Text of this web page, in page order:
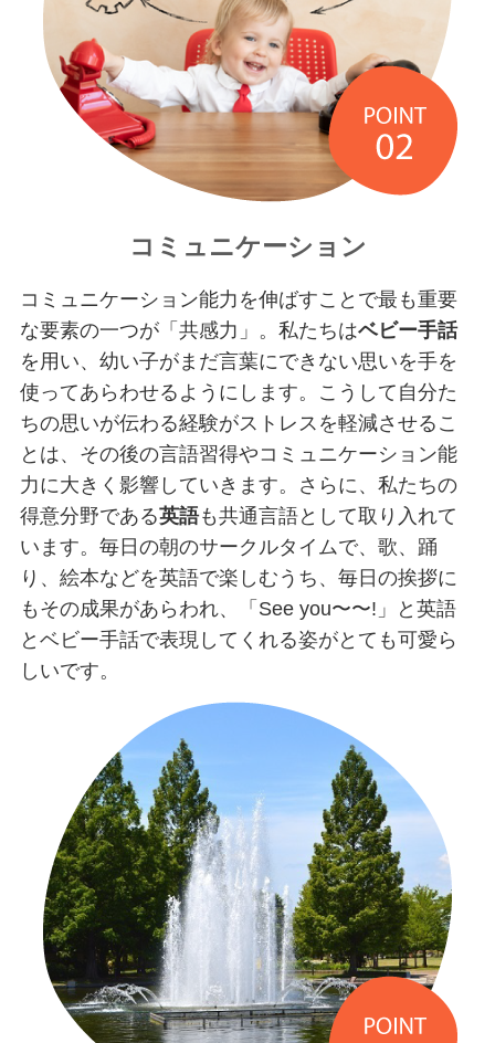
コミュニケーション
コミュニケーション能力を伸ばすことで最も重要
な要素の一つが「共感力」。私たちはベビー手話
を用い、幼い子がまだ言葉にできない思いを手を
使ってあらわせるようにします。こうして自分た
ちの思いが伝わる経験がストレスを軽減させるこ
とは、その後の言語習得やコミュニケーション能
力に大きく影響していきます。さらに、私たちの
得意分野である英語も共通言語として取り入れて
います。毎日の朝のサークルタイムで、歌、踊
り、絵本などを英語で楽しむうち、毎日の挨拶に
もその成果があらわれ、「See you〜〜!」と英語
とベビー手話で表現してくれる姿がとても可愛ら
しいです。